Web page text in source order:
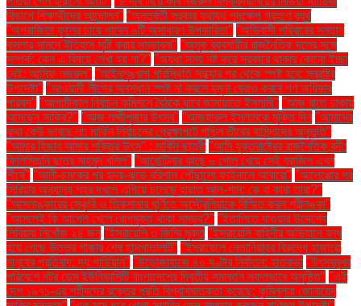
বিভাগে শিক্ষার্থীদের আন্দোলন" "অন্তর্বর্তী সরকার যথাযথ পদক্ষেপ গ্রহণে ব্যর্থ
"অপরাজিতা ফুলের চায়ে পাবেন ৬টি অসাধারণ উপকারিতা" "অভিবাসী পরিবারের সন্তান
কমলার সামনে ইতিহাস সৃষ্টি করার সম্ভাবনা" "অমুক ব্যবসায়ীর রাজনৈতিক দলের সঙ্গে
সম্পর্ক: কেন এ বিষয়ে লেখা হয় না?" "অযথা সময় নষ্ট করে সরকারে থাকার কোনো ইচ্ছা
নেই: আসিফ নজরুল" "আইনশৃঙ্খলা পরিস্থিতি সন্ধ্যার পর থেকে স্পষ্ট হবে: স্বরাষ্ট্র
উপদেষ্টা" "আওয়ামী লীগের অবস্থান স্পষ্ট না করলে যমুনা ঘেরাও করবে গণ অধিকার
পরিষদ" "আগামীকাল নির্বাচন কমিশনে বৈঠকে যাবে জামায়াতে ইসলামী" "আজ রাতে ঢাকায়
আসছেন সাকিব?" "আজ লক্ষ্মীপূজার উৎসব" "আজহারুল ইসলামকে মুক্তি দিন "আমাদের
কথা কেউ ভাবছে না: মার্কিন নির্বাচনের প্রেক্ষাপটে পশ্চিম তীরের বাসিন্দাদের অনুভূতি"
"আমার হিজাব আমার শক্তির উৎস" : মার্কিন ছাত্রী "আমি যুক্তরাষ্ট্রের রাজনৈতিক বন্দী:
ফিলিস্তিনি ছাত্র মাহমুদ খলিল" "আর্জেন্টিনার কাছে ৬ গোল খেয়ে সেই ব্রাজিল এখন
শীর্ষে" "আলী-চমকের পর হৃদয়-ঝড়ে বরিশাল পৌঁছালো ফাইনালে আবারো" "আলেপ্পোর পর
সিরিয়ার অন্যান্য শহর দখলে এগিয়ে চলেছে হায়াত আল-শাম: কে বা কারা তারা?"
"আসলাঙ্কারের সেঞ্চুরি ও তিকশানার ঘূর্ণিতে অস্ট্রেলিয়াকে বিস্মিত করল শ্রীলঙ্কা"
"আসলেই কি আপেল খেলে রোগমুক্ত থাকা সম্ভব?" "ইতালিতে যাওয়ার উদ্দেশ্যে
লিবিয়ায় নিখোঁজ ২৪ জন "ইসরায়েলি ৩ জিম্মি মুক্ত "ইসরায়েলি বাহিনীর অভিযানে বন্ধ
হয়ে গেছে উত্তর গাজার শেষ হাসপাতালটি" "ইসরায়েলে নেতানিয়াহুর বিরুদ্ধে হাজারো
মানুষের প্রতিবাদ: দ্য গার্ডিয়ান" "উড়োজাহাজে ৪০ ঘণ্টার নির্যাতন: হাতকড়া "উৎসবমুখর
পরিবেশে নটর ডেম ইউনিভার্সিটি বাংলাদেশের দ্বিতীয় সমাবর্তন সফলভাবে অনুষ্ঠিত" "এই
দেশ ১৯৭১-এর শহীদদের রক্তের প্রতি বিশ্বাসঘাতকতা করেছে: কুমিল্লায় জোনায়েদ